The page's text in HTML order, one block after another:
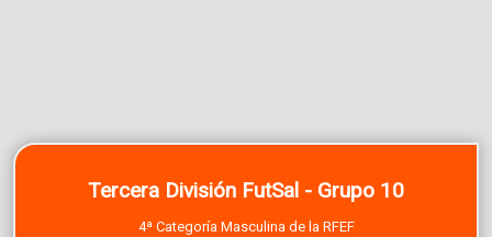
Tercera División FutSal - Grupo 10
4ª Categoría Masculina de la RFEF